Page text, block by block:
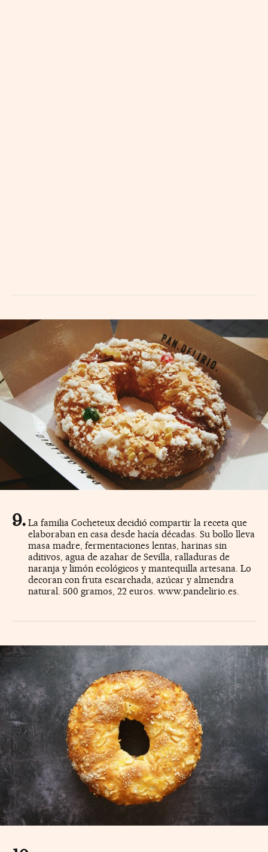
La familia Cocheteux decidió compartir la receta que
elaboraban en casa desde hacía décadas. Su bollo lleva
masa madre, fermentaciones lentas, harinas sin
aditivos, agua de azahar de Sevilla, ralladuras de
naranja y limón ecológicos y mantequilla artesana. Lo
decoran con fruta escarchada, azúcar y almendra
natural. 500 gramos, 22 euros. www.pandelirio.es.